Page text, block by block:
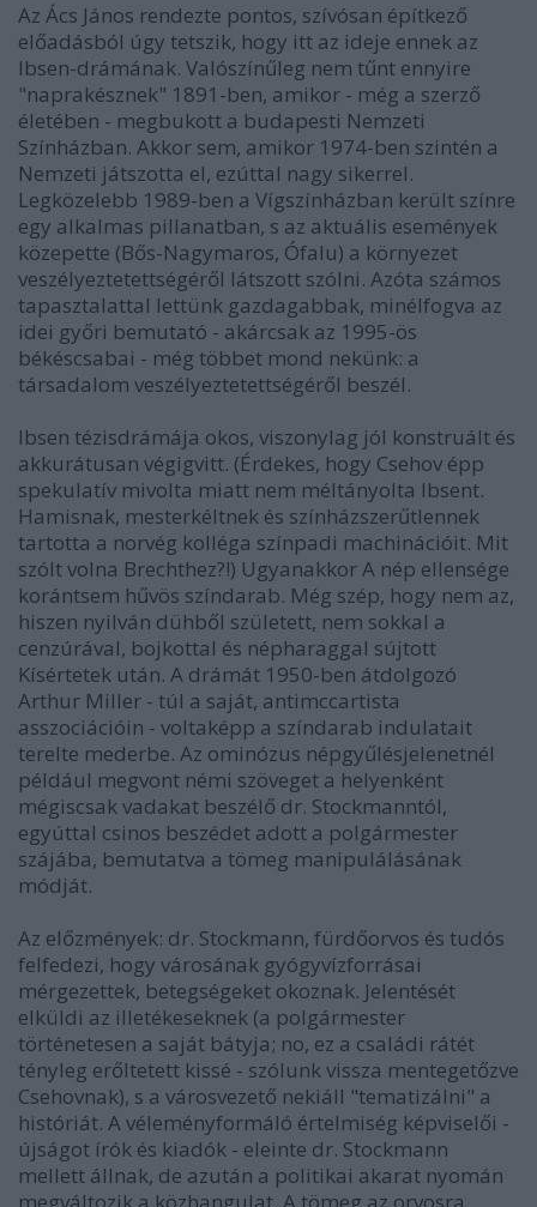
Az Ács János rendezte pontos, szívósan építkező
előadásból úgy tetszik, hogy itt az ideje ennek az
Ibsen-drámának. Valószínűleg nem tűnt ennyire
"naprakésznek" 1891-ben, amikor - még a szerző
életében - megbukott a budapesti Nemzeti
Színházban. Akkor sem, amikor 1974-ben szintén a
Nemzeti játszotta el, ezúttal nagy sikerrel.
Legközelebb 1989-ben a Vígszínházban került színre
egy alkalmas pillanatban, s az aktuális események
közepette (Bős-Nagymaros, Ófalu) a környezet
veszélyeztetettségéről látszott szólni. Azóta számos
tapasztalattal lettünk gazdagabbak, minélfogva az
idei győri bemutató - akárcsak az 1995-ös
békéscsabai - még többet mond nekünk: a
társadalom veszélyeztetettségéről beszél.
Ibsen tézisdrámája okos, viszonylag jól konstruált és
akkurátusan végigvitt. (Érdekes, hogy Csehov épp
spekulatív mivolta miatt nem méltányolta Ibsent.
Hamisnak, mesterkéltnek és színházszerűtlennek
tartotta a norvég kolléga színpadi machinációit. Mit
szólt volna Brechthez?!) Ugyanakkor A nép ellensége
korántsem hűvös színdarab. Még szép, hogy nem az,
hiszen nyilván dühből született, nem sokkal a
cenzúrával, bojkottal és népharaggal sújtott
Kísértetek után. A drámát 1950-ben átdolgozó
Arthur Miller - túl a saját, antimccartista
asszociációin - voltaképp a színdarab indulatait
terelte mederbe. Az ominózus népgyűlésjelenetnél
például megvont némi szöveget a helyenként
mégiscsak vadakat beszélő dr. Stockmanntól,
egyúttal csinos beszédet adott a polgármester
szájába, bemutatva a tömeg manipulálásának
módját.
Az előzmények: dr. Stockmann, fürdőorvos és tudós
felfedezi, hogy városának gyógyvízforrásai
mérgezettek, betegségeket okoznak. Jelentését
elküldi az illetékeseknek (a polgármester
történetesen a saját bátyja; no, ez a családi rátét
tényleg erőltetett kissé - szólunk vissza mentegetőzve
Csehovnak), s a városvezető nekiáll "tematizálni" a
históriát. A véleményformáló értelmiség képviselői -
újságot írók és kiadók - eleinte dr. Stockmann
mellett állnak, de azután a politikai akarat nyomán